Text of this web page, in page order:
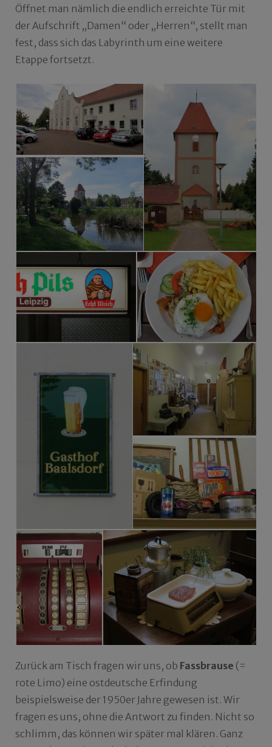
Öffnet man nämlich die endlich erreichte Tür mit
der Aufschrift „Damen“ oder „Herren“, stellt man
fest, dass sich das Labyrinth um eine weitere
Etappe fortsetzt.
Zurück am Tisch fragen wir uns, ob Fassbrause (=
rote Limo) eine ostdeutsche Erfindung
beispielsweise der 1950er Jahre gewesen ist. Wir
fragen es uns, ohne die Antwort zu finden. Nicht so
schlimm, das können wir später mal klären. Ganz